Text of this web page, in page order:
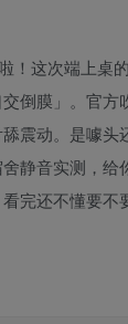
！这次端上
倒膜」。官方
震动。是噱头
静音实测，给
完还不懂要不